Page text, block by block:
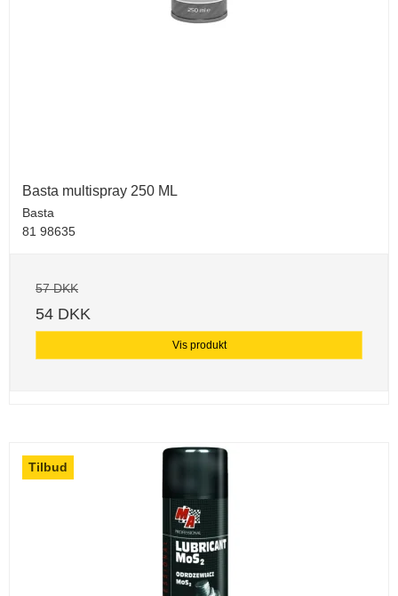
Basta multispray 250 ML
Basta
81 98635
57 DKK
54 DKK
Vis produkt
Tilbud